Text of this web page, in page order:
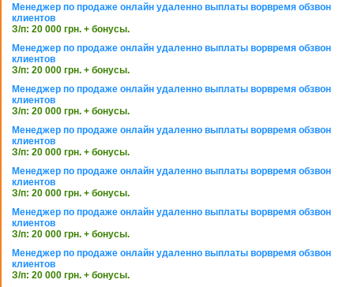
Менеджер по продаже онлайн удаленно выплаты ворвремя обзвон
клиентов
З/п: 20 000 грн. + бонусы.
Менеджер по продаже онлайн удаленно выплаты ворвремя обзвон
клиентов
З/п: 20 000 грн. + бонусы.
Менеджер по продаже онлайн удаленно выплаты ворвремя обзвон
клиентов
З/п: 20 000 грн. + бонусы.
Менеджер по продаже онлайн удаленно выплаты ворвремя обзвон
клиентов
З/п: 20 000 грн. + бонусы.
Менеджер по продаже онлайн удаленно выплаты ворвремя обзвон
клиентов
З/п: 20 000 грн. + бонусы.
Менеджер по продаже онлайн удаленно выплаты ворвремя обзвон
клиентов
З/п: 20 000 грн. + бонусы.
Менеджер по продаже онлайн удаленно выплаты ворвремя обзвон
клиентов
З/п: 20 000 грн. + бонусы.